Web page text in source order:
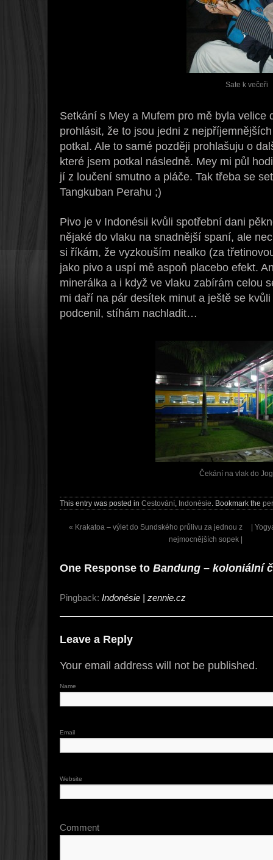
Sate k večeři
Setkání s Mey a Mufem pro mě byla velice
prohlásit, že to jsou jedni z
potkal. Ale to samé později prohlašuju o
které jsem potkal následně. Mey mi půl
jí z loučení smutno a pláče. Tak třeba se
Tangkuban Perahu ;)
Pivo je v Indonésii kvůli spotřební dani
nějaké do vlaku na snadnější spaní, ale
si říkám, že vyzkouším nealko (za
jako pivo a uspí mě aspoň placebo efekt.
minerálka a i když ve vlaku zabírám celou
mi daří na pár desítek minut a ještě se
podcenil, stíhám nachladit…
Čekání na vlak do
This entry was posted in Cestování, Indonésie. Bookmark the
« Krakatoa – výlet do Sundského průlivu za jednou z
nejmocnějších sopek |
|
One Response to Bandung – koloniální
Pingback: Indonésie | zennie.cz
Leave a Reply
Your email address will not be published.
Name
Email
Website
Comment